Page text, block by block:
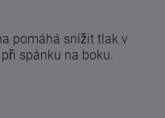
pomáhá snížit tlak v
spánku na boku.